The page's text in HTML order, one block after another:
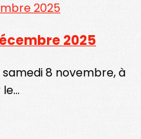
2025
8 novembre, à